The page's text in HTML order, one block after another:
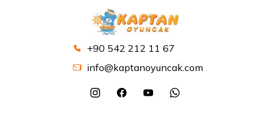
+90 542 212 11 67
info@kaptanoyuncak.com